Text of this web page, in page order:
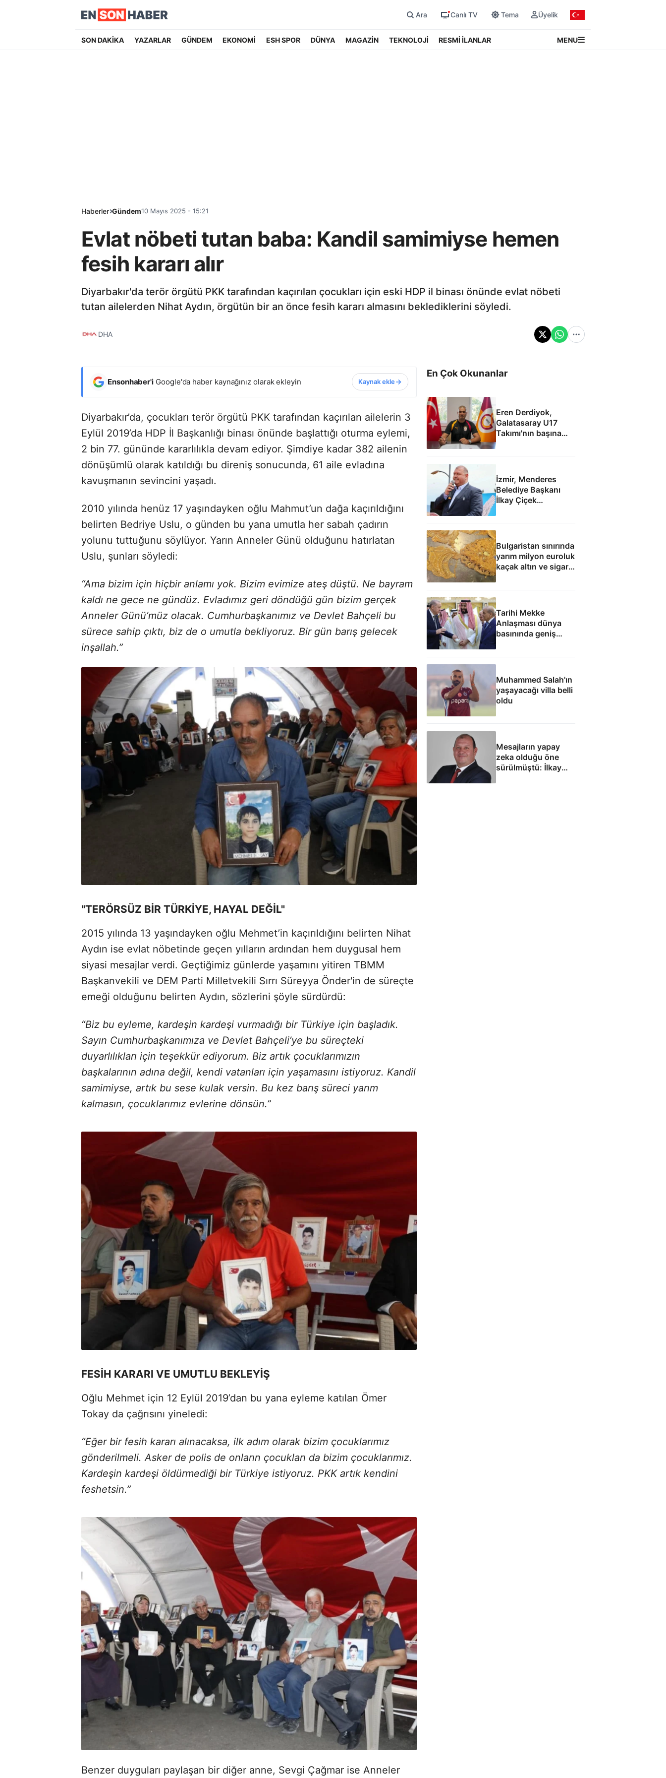
Ara Canlı TV Tema Üyelik
SON DAKİKA YAZARLAR GÜNDEM EKONOMİ ESH SPOR DÜNYA MAGAZİN TEKNOLOJİ RESMİ İLANLAR MENU
Haberler Gündem10 Mayıs 2025 - 15:21
Evlat nöbeti tutan baba: Kandil samimiyse hemen
fesih kararı alır
Diyarbakır'da terör örgütü PKK tarafından kaçırılan çocukları için eski HDP il binası önünde evlat nöbeti
tutan ailelerden Nihat Aydın, örgütün bir an önce fesih kararı almasını beklediklerini söyledi.
DHA
Ensonhaber'i Google'da haber kaynağınız olarak ekleyin Kaynak ekle
Diyarbakır’da, çocukları terör örgütü PKK tarafından kaçırılan ailelerin 3
Eylül 2019’da HDP İl Başkanlığı binası önünde başlattığı oturma eylemi,
2 bin 77. gününde kararlılıkla devam ediyor. Şimdiye kadar 382 ailenin
dönüşümlü olarak katıldığı bu direniş sonucunda, 61 aile evladına
kavuşmanın sevincini yaşadı.
2010 yılında henüz 17 yaşındayken oğlu Mahmut’un dağa kaçırıldığını
belirten Bedriye Uslu, o günden bu yana umutla her sabah çadırın
yolunu tuttuğunu söylüyor. Yarın Anneler Günü olduğunu hatırlatan
Uslu, şunları söyledi:
“Ama bizim için hiçbir anlamı yok. Bizim evimize ateş düştü. Ne bayram
kaldı ne gece ne gündüz. Evladımız geri döndüğü gün bizim gerçek
Anneler Günü’müz olacak. Cumhurbaşkanımız ve Devlet Bahçeli bu
sürece sahip çıktı, biz de o umutla bekliyoruz. Bir gün barış gelecek
inşallah.”
"TERÖRSÜZ BİR TÜRKİYE, HAYAL DEĞİL"
2015 yılında 13 yaşındayken oğlu Mehmet’in kaçırıldığını belirten Nihat
Aydın ise evlat nöbetinde geçen yılların ardından hem duygusal hem
siyasi mesajlar verdi. Geçtiğimiz günlerde yaşamını yitiren TBMM
Başkanvekili ve DEM Parti Milletvekili Sırrı Süreyya Önder'in de süreçte
emeği olduğunu belirten Aydın, sözlerini şöyle sürdürdü:
“Biz bu eyleme, kardeşin kardeşi vurmadığı bir Türkiye için başladık.
Sayın Cumhurbaşkanımıza ve Devlet Bahçeli’ye bu süreçteki
duyarlılıkları için teşekkür ediyorum. Biz artık çocuklarımızın
başkalarının adına değil, kendi vatanları için yaşamasını istiyoruz. Kandil
samimiyse, artık bu sese kulak versin. Bu kez barış süreci yarım
kalmasın, çocuklarımız evlerine dönsün.”
FESİH KARARI VE UMUTLU BEKLEYİŞ
Oğlu Mehmet için 12 Eylül 2019’dan bu yana eyleme katılan Ömer
Tokay da çağrısını yineledi:
“Eğer bir fesih kararı alınacaksa, ilk adım olarak bizim çocuklarımız
gönderilmeli. Asker de polis de onların çocukları da bizim çocuklarımız.
Kardeşin kardeşi öldürmediği bir Türkiye istiyoruz. PKK artık kendini
feshetsin.”
Benzer duyguları paylaşan bir diğer anne, Sevgi Çağmar ise Anneler
En Çok Okunanlar
Eren Derdiyok,
Galatasaray U17
Takımı'nın başına
geçti
İzmir, Menderes
Belediye Başkanı
İlkay Çiçek
Bulgaristan sınırında
yarım milyon euroluk
kaçak altın ve sigara
yakalandı
Tarihi Mekke
Anlaşması dünya
basınında geniş
yankı uyandırdı
Muhammed Salah'ın
yaşayacağı villa belli
oldu
Mesajların yapay
zeka olduğu öne
sürülmüştü: İlkay